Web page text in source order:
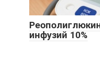
инфузий 10%